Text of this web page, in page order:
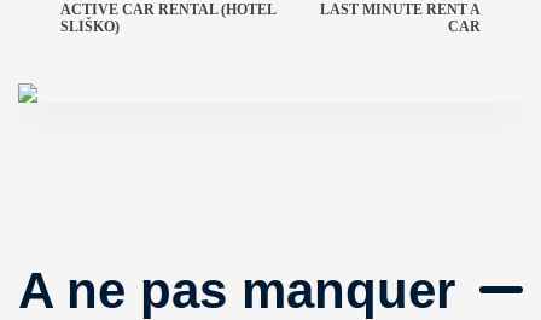
ACTIVE CAR RENTAL (HOTEL
SLIŠKO)
LAST MINUTE RENT A
CAR
A ne pas manquer